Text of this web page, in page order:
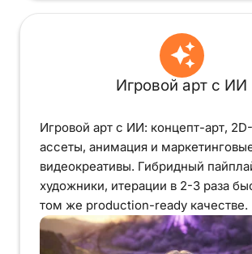
Игровой арт с ИИ
Игровой арт с ИИ: концепт-арт,
ассеты, анимация и
видеокреативы. Гибридный
художники, итерации в 2-3 раза
том же production-ready качестве.